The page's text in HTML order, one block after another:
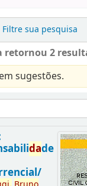
Filtre sua pesquisa
retornou 2
sugestões.
dade